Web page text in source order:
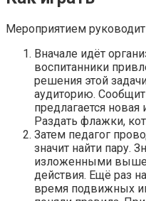
Мероприятием руководит
Вначале идёт
воспитанники
решения этой
аудиторию.
предлагается новая
Раздать флажки,
Затем педагог
значит найти пару.
изложенными
действия. Ещё раз
время подвижных